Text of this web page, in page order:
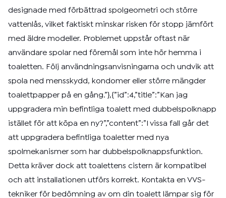
designade med förbättrad spolgeometri och större
vattenlås, vilket faktiskt minskar risken för stopp jämfört
med äldre modeller. Problemet uppstår oftast när
användare spolar ned föremål som inte hör hemma i
toaletten. Följ användningsanvisningarna och undvik att
spola ned mensskydd, kondomer eller större mängder
toalettpapper på en gång.”},{”id”:4,”title”:”Kan jag
uppgradera min befintliga toalett med dubbelspolknapp
istället för att köpa en ny?”,”content”:”I vissa fall går det
att uppgradera befintliga toaletter med nya
spolmekanismer som har dubbelspolknappsfunktion.
Detta kräver dock att toalettens cistern är kompatibel
och att installationen utförs korrekt. Kontakta en VVS-
tekniker för bedömning av om din toalett lämpar sig för